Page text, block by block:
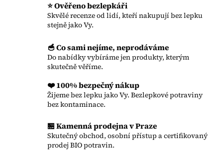
⭐ Ověřeno bezlepkáři
Skvělé recenze od lidí, kteří nakupují bez lepku
stejně jako Vy.
🥣 Co sami nejíme, neprodáváme
Do nabídky vybíráme jen produkty, kterým
skutečně věříme.
❤️ 100% bezpečný nákup
Žijeme bez lepku jako Vy. Bezlepkové potraviny
bez kontaminace.
🏪 Kamenná prodejna v Praze
Skutečný obchod, osobní přístup a certifikovaný
prodej BIO potravin.